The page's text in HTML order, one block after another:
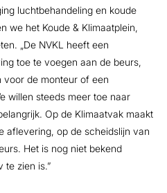
luchtbehandeling en koude
we het Koude & Klimaatplein,
„De NVKL heeft een
toe te voegen aan de beurs,
voor de monteur of een
willen steeds meer toe naar
Op de Klimaatvak maakt
aflevering, op de scheidslijn van
Het is nog niet bekend
te zien is.”